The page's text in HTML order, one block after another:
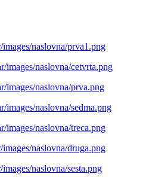
naslovna/prva1.png
images/naslovna/cetvrta.png
images/naslovna/prva.png
images/naslovna/sedma.png
images/naslovna/treca.png
naslovna/druga.png
naslovna/sesta.png